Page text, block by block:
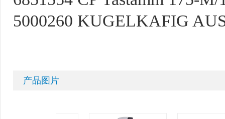
5000260 KUGELKAFIG
产品图片